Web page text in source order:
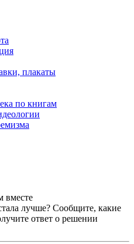
плакаты
по книгам
вместе
лучше? Сообщите, какие
ответ о решении